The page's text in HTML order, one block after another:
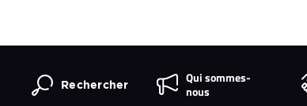
Rechercher
Qui sommes-
nous